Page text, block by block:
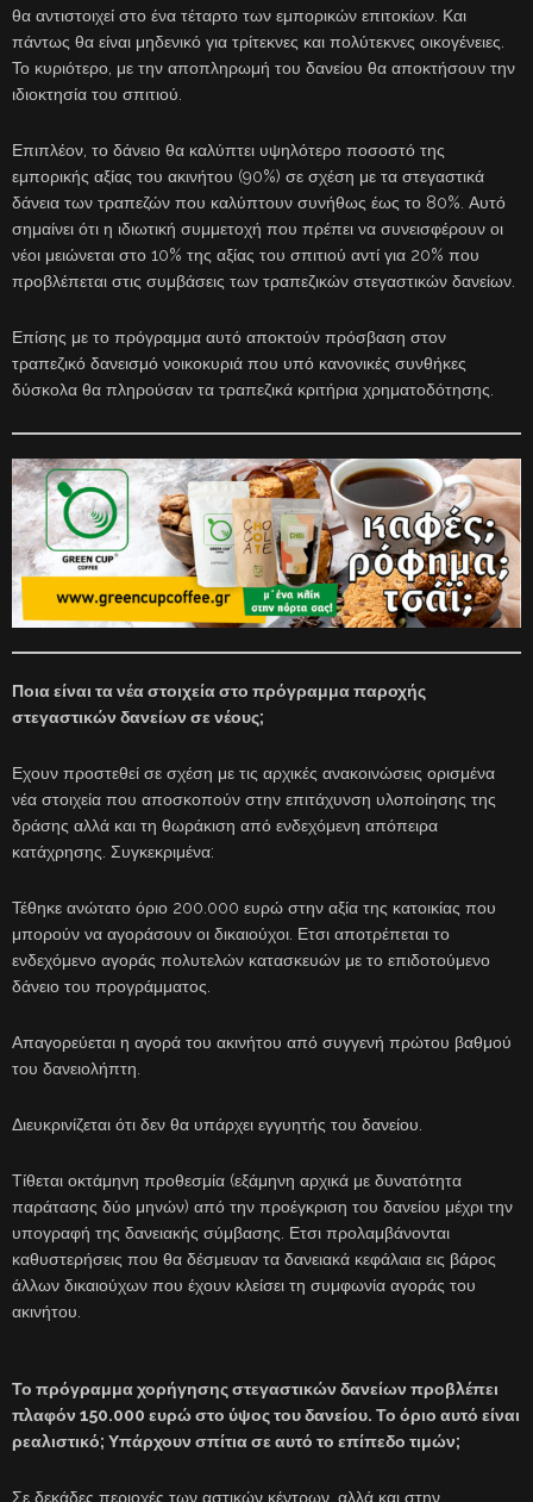
θα αντιστοιχεί στο ένα τέταρτο των εμπορικών επιτοκίων. Και
πάντως θα είναι μηδενικό για τρίτεκνες και πολύτεκνες οικογένειες.
Το κυριότερο, με την αποπληρωμή του δανείου θα αποκτήσουν την
ιδιοκτησία του σπιτιού.
Επιπλέον, το δάνειο θα καλύπτει υψηλότερο ποσοστό της
εμπορικής αξίας του ακινήτου (90%) σε σχέση με τα στεγαστικά
δάνεια των τραπεζών που καλύπτουν συνήθως έως το 80%. Αυτό
σημαίνει ότι η ιδιωτική συμμετοχή που πρέπει να συνεισφέρουν οι
νέοι μειώνεται στο 10% της αξίας του σπιτιού αντί για 20% που
προβλέπεται στις συμβάσεις των τραπεζικών στεγαστικών δανείων.
Επίσης με το πρόγραμμα αυτό αποκτούν πρόσβαση στον
τραπεζικό δανεισμό νοικοκυριά που υπό κανονικές συνθήκες
δύσκολα θα πληρούσαν τα τραπεζικά κριτήρια χρηματοδότησης.
Ποια είναι τα νέα στοιχεία στο πρόγραμμα παροχής
στεγαστικών δανείων σε νέους;
Εχουν προστεθεί σε σχέση με τις αρχικές ανακοινώσεις ορισμένα
νέα στοιχεία που αποσκοπούν στην επιτάχυνση υλοποίησης της
δράσης αλλά και τη θωράκιση από ενδεχόμενη απόπειρα
κατάχρησης. Συγκεκριμένα:
Τέθηκε ανώτατο όριο 200.000 ευρώ στην αξία της κατοικίας που
μπορούν να αγοράσουν οι δικαιούχοι. Ετσι αποτρέπεται το
ενδεχόμενο αγοράς πολυτελών κατασκευών με το επιδοτούμενο
δάνειο του προγράμματος.
Απαγορεύεται η αγορά του ακινήτου από συγγενή πρώτου βαθμού
του δανειολήπτη.
Διευκρινίζεται ότι δεν θα υπάρχει εγγυητής του δανείου.
Τίθεται οκτάμηνη προθεσμία (εξάμηνη αρχικά με δυνατότητα
παράτασης δύο μηνών) από την προέγκριση του δανείου μέχρι την
υπογραφή της δανειακής σύμβασης. Ετσι προλαμβάνονται
καθυστερήσεις που θα δέσμευαν τα δανειακά κεφάλαια εις βάρος
άλλων δικαιούχων που έχουν κλείσει τη συμφωνία αγοράς του
ακινήτου.
Το πρόγραμμα χορήγησης στεγαστικών δανείων προβλέπει
πλαφόν 150.000 ευρώ στο ύψος του δανείου. Το όριο αυτό είναι
ρεαλιστικό; Υπάρχουν σπίτια σε αυτό το επίπεδο τιμών;
Σε δεκάδες περιοχές των αστικών κέντρων, αλλά και στην